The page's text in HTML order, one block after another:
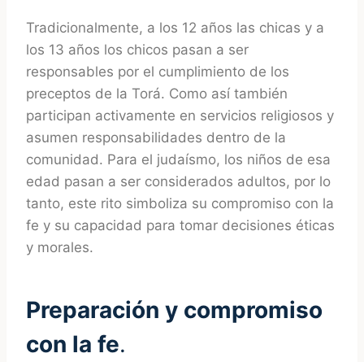
Tradicionalmente, a los 12 años las chicas y a
los 13 años los chicos pasan a ser
responsables por el cumplimiento de los
preceptos de la Torá. Como así también
participan activamente en servicios religiosos y
asumen responsabilidades dentro de la
comunidad. Para el judaísmo, los niños de esa
edad pasan a ser considerados adultos, por lo
tanto, este rito simboliza su compromiso con la
fe y su capacidad para tomar decisiones éticas
y morales.
Preparación y compromiso
con la fe.